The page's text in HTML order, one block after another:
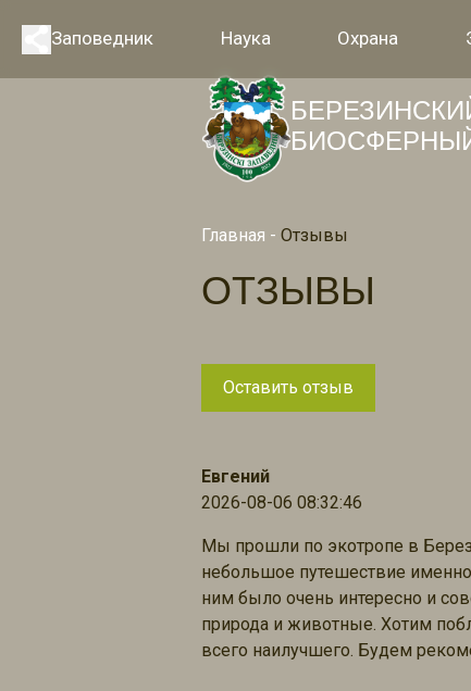
Заповедник Наука Охрана
Главная - Отзывы
ОТЗЫВЫ
Оставить отзыв
Евгений
2026-08-06 08:32:46
Мы прошли по экотропе в
небольшое путешествие
ним было очень интересно и
природа и животные. Хотим
всего наилучшего. Будем